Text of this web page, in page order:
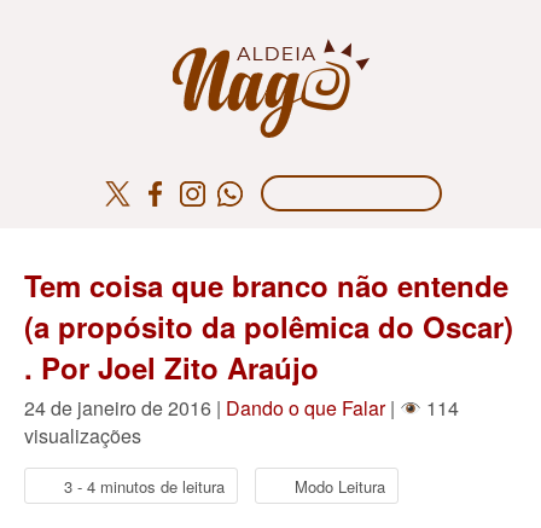
Tem coisa que branco não entende
(a propósito da polêmica do Oscar)
. Por Joel Zito Araújo
24 de janeiro de 2016 | Dando o que Falar|
114
visualizações
3 - 4 minutos de leitura Modo Leitura